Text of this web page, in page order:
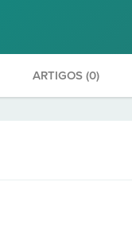
ARTIGOS (0)